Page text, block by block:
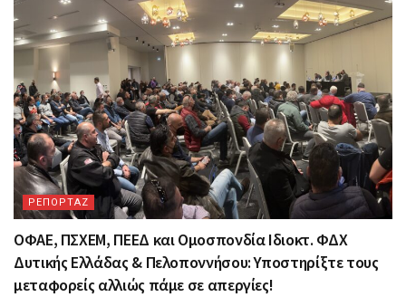
ΡΕΠΟΡΤΑΖ
ΟΦΑΕ, ΠΣΧΕΜ, ΠΕΕΔ και Ομοσπονδία Ιδιοκτ. ΦΔΧ
Δυτικής Ελλάδας & Πελοποννήσου: Υποστηρίξτε τους
μεταφορείς αλλιώς πάμε σε απεργίες!